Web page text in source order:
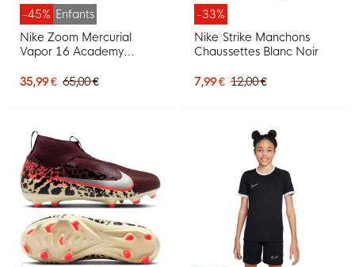
-45% Enfants
Nike Zoom Mercurial
Vapor 16 Academy
Chaussures de Foot (MG)
35,99 € 65,00 €
-33%
Nike Strike Manchons
Chaussettes Blanc Noir
7,99 € 12,00 €